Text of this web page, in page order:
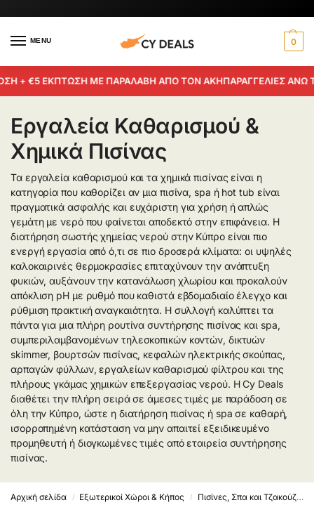
MENU 0
+ €5 ΕΚΠΤΩΣΗ ΜΕ ΠΑΡΑΛΑΒΗ ΑΠΟ ΤΟΝ ΑΚΗΠΑΡΑΓΓΕΛΙΕΣ ΑΝΩ
Εργαλεία Καθαρισμού &
Χημικά Πισίνας
Τα εργαλεία καθαρισμού και τα χημικά πισίνας είναι η
κατηγορία που καθορίζει αν μια πισίνα, spa ή hot tub είναι
πραγματικά ασφαλής και ευχάριστη για χρήση ή απλώς
γεμάτη με νερό που φαίνεται αποδεκτό στην επιφάνεια. Η
διατήρηση σωστής χημείας νερού στην Κύπρο είναι πιο
ενεργή εργασία από ό,τι σε πιο δροσερά κλίματα: οι υψηλές
καλοκαιρινές θερμοκρασίες επιταχύνουν την ανάπτυξη
φυκιών, αυξάνουν την κατανάλωση χλωρίου και προκαλούν
απόκλιση pH με ρυθμό που καθιστά εβδομαδιαίο έλεγχο και
ρύθμιση πρακτική αναγκαιότητα. Η συλλογή καλύπτει τα
πάντα για μια πλήρη ρουτίνα συντήρησης πισίνας και spa,
συμπεριλαμβανομένων τηλεσκοπικών κοντών, δικτυών
skimmer, βουρτσών πισίνας, κεφαλών ηλεκτρικής σκούπας,
αρπαγών φύλλων, εργαλείων καθαρισμού φίλτρου και της
πλήρους γκάμας χημικών επεξεργασίας νερού. Η Cy Deals
διαθέτει την πλήρη σειρά σε άμεσες τιμές με παράδοση σε
όλη την Κύπρο, ώστε η διατήρηση πισίνας ή spa σε καθαρή,
ισορροπημένη κατάσταση να μην απαιτεί εξειδικευμένο
προμηθευτή ή διογκωμένες τιμές από εταιρεία συντήρησης
πισίνας.
Αρχική σελίδα / Εξωτερικοί Χώροι & Κήπος / Πισίνες, Σπα και Τζακούζι